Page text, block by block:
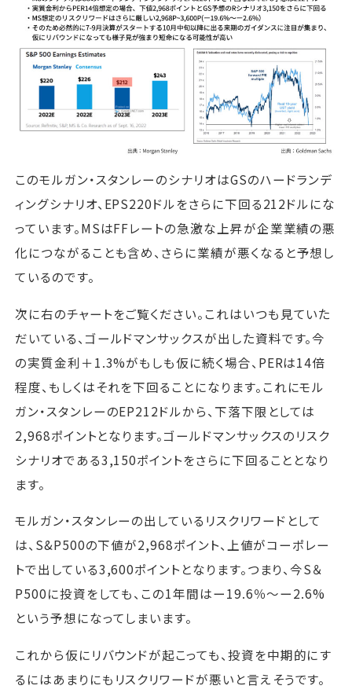
このモルガン・スタンレーのシナリオはGSのハードランデ
ィングシナリオ、EPS220ドルをさらに下回る212ドルにな
っています。MSはFFレートの急激な上昇が企業業績の悪
化につながることも含め、さらに業績が悪くなると予想し
ているのです。
次に右のチャートをご覧ください。これはいつも見ていた
だいている、ゴールドマンサックスが出した資料です。今
の実質金利＋1.3%がもしも仮に続く場合、PERは14倍
程度、もしくはそれを下回ることになります。これにモル
ガン・スタンレーのEP212ドルから、下落下限としては
2,968ポイントとなります。ゴールドマンサックスのリスク
シナリオである3,150ポイントをさらに下回ることとなり
ます。
モルガン・スタンレーの出しているリスクリワードとして
は、S&P500の下値が2,968ポイント、上値がコーポレー
トで出している3,600ポイントとなります。つまり、今S＆
P500に投資をしても、この1年間はー19.6％～ー2.6%
という予想になってしまいます。
これから仮にリバウンドが起こっても、投資を中期的にす
るにはあまりにもリスクリワードが悪いと言えそうです。